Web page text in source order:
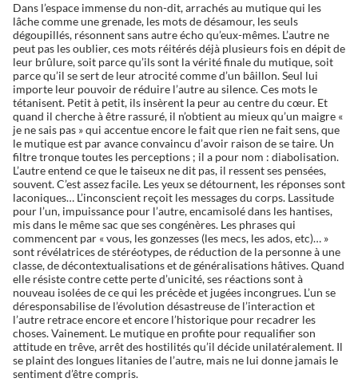
Dans l’espace immense du non-dit, arrachés au mutique qui les
lâche comme une grenade, les mots de désamour, les seuls
dégoupillés, résonnent sans autre écho qu’eux-mêmes. L’autre ne
peut pas les oublier, ces mots réitérés déjà plusieurs fois en dépit de
leur brûlure, soit parce qu’ils sont la vérité finale du mutique, soit
parce qu’il se sert de leur atrocité comme d’un bâillon. Seul lui
importe leur pouvoir de réduire l’autre au silence. Ces mots le
tétanisent. Petit à petit, ils insèrent la peur au centre du cœur. Et
quand il cherche à être rassuré, il n’obtient au mieux qu’un maigre «
je ne sais pas » qui accentue encore le fait que rien ne fait sens, que
le mutique est par avance convaincu d’avoir raison de se taire. Un
filtre tronque toutes les perceptions ; il a pour nom : diabolisation.
L’autre entend ce que le taiseux ne dit pas, il ressent ses pensées,
souvent. C’est assez facile. Les yeux se détournent, les réponses sont
laconiques… L’inconscient reçoit les messages du corps. Lassitude
pour l’un, impuissance pour l’autre, encamisolé dans les hantises,
mis dans le même sac que ses congénères. Les phrases qui
commencent par « vous, les gonzesses (les mecs, les ados, etc)… »
sont révélatrices de stéréotypes, de réduction de la personne à une
classe, de décontextualisations et de généralisations hâtives. Quand
elle résiste contre cette perte d’unicité, ses réactions sont à
nouveau isolées de ce qui les précède et jugées incongrues. L’un se
déresponsabilise de l’évolution désastreuse de l’interaction et
l’autre retrace encore et encore l’historique pour recadrer les
choses. Vainement. Le mutique en profite pour requalifier son
attitude en trêve, arrêt des hostilités qu’il décide unilatéralement. Il
se plaint des longues litanies de l’autre, mais ne lui donne jamais le
sentiment d’être compris.